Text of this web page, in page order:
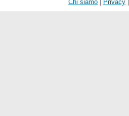
Chi siamo | Privacy